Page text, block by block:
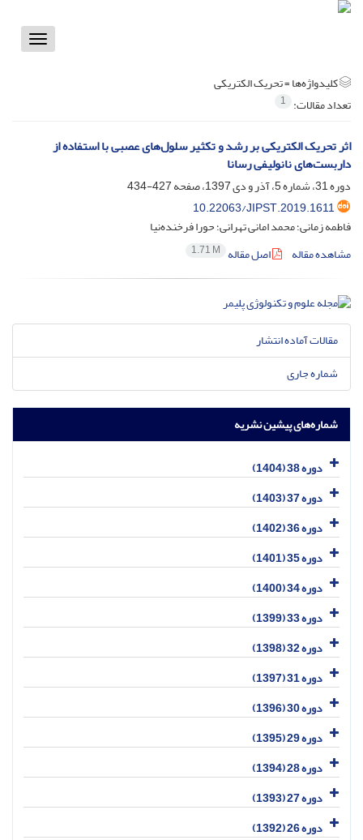
Toggle
کلیدواژه‌ها =تحریک الکتریکی
تعداد مقالات: 1
اثر تحریک الکتریکی بر رشد و تکثیر سلول‌های عصبی با استفاده از
داربست‌های نانولیفی رسانا
دوره 31، شماره 5، آذر و دی 1397، صفحه
427-434
10.22063/JIPST.2019.1611
فاطمه زمانی؛ محمد امانی تهرانی؛ حورا فرخنده‌نیا
مشاهده مقاله
اصل مقاله 1.71 M
مقالات آماده انتشار
شماره جاری
شماره‌های پیشین نشریه
دوره 38 (1404)
دوره 37 (1403)
دوره 36 (1402)
دوره 35 (1401)
دوره 34 (1400)
دوره 33 (1399)
دوره 32 (1398)
دوره 31 (1397)
دوره 30 (1396)
دوره 29 (1395)
دوره 28 (1394)
دوره 27 (1393)
دوره 26 (1392)